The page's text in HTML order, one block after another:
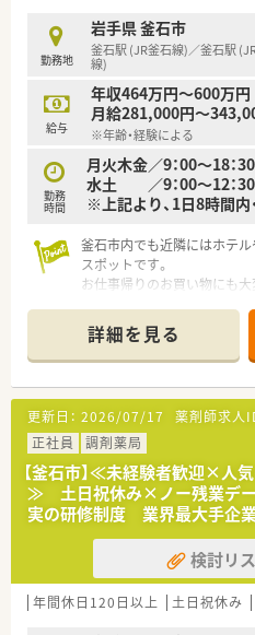
すよね。
≪スキルアップサポートあり
研修制度も充実しています
でなく人間力を向上させる
しての認定取得に向けた研
います。
住宅手当もあり、社員を支え
社員もご相談ください。
勤務地
岩手県 釜石市
釜石駅 (JR釜石線)／釜石駅
線)
給与
年収464万円～600万円
月給281,000円～
※年齢・経験による
勤務
時間
月火木金／9：00～18：
水土 ／9：00～12：30
※上記より、1日8時間
釜石市内でも近隣にはホテ
スポットです。
お仕事帰りのお買い物にも大
り、安定経営のドラッグチェ
≪薬局について≫
全国にチェーン展開してい
大手ならではの福利厚生が
す！
詳細を見る
更新日： 2026/07/17 薬剤師求人
正社員
調剤薬局
【釜石市】≪未経験者歓迎×人
≫ 土日祝休み×ノー残業デ
実の研修制度 業界最大手企
検討リ
年間休日120日以上 土日祝休み